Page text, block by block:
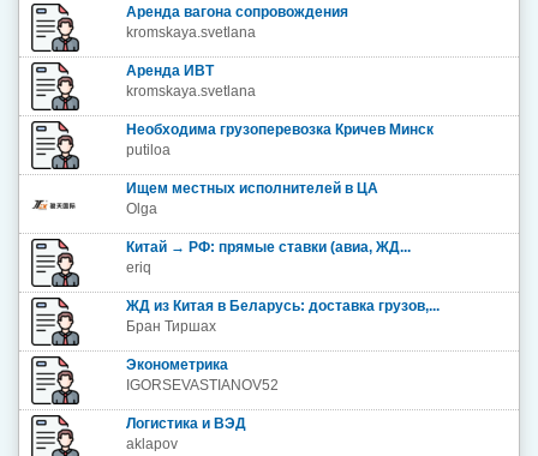
Аренда вагона сопровождения
kromskaya.svetlana
Аренда ИВТ
kromskaya.svetlana
Необходима грузоперевозка Кричев Минск
putiloa
Ищем местных исполнителей в ЦА
Olga
Китай → РФ: прямые ставки (авиа, ЖД...
eriq
ЖД из Китая в Беларусь: доставка грузов,...
Бран Тиршах
Эконометрика
IGORSEVASTIANOV52
Логистика и ВЭД
aklapov